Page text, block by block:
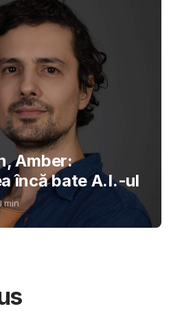
Amber:
încă bate A.I.-ul
min